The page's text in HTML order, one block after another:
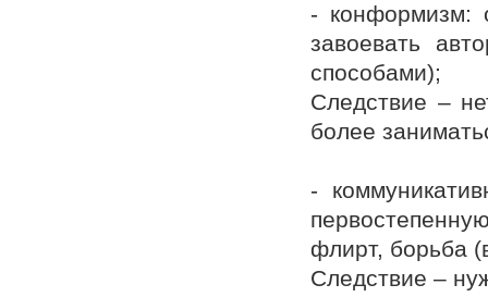
- конформизм:
завоевать
способами);
Следствие –
более
-
флирт, борьба
Следствие –